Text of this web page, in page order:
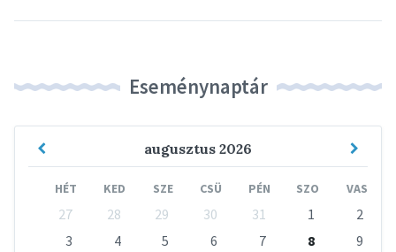
Eseménynaptár
augusztus 2026
Previous
HÉT KED SZE CSÜ PÉN SZO VAS
calendar
27 28 29 30 31 1
2
3
4 5 6 7 8
9